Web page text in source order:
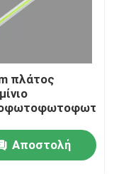
Εξόδου
πλάτος
Αποστολή